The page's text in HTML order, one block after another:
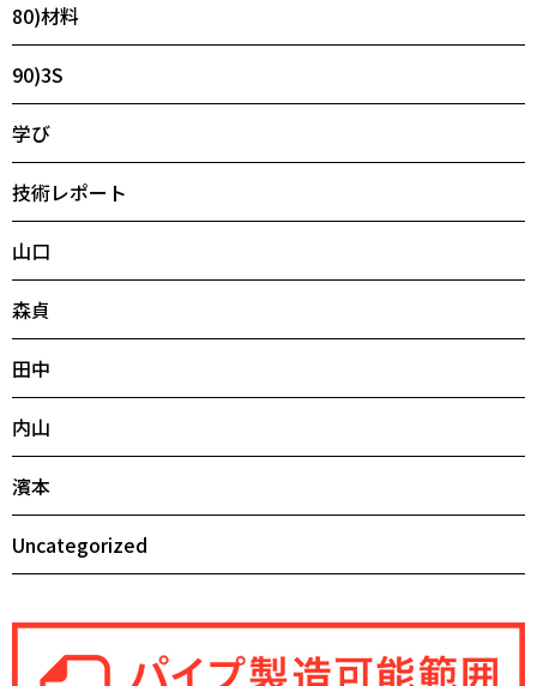
80)材料
90)3S
学び
技術レポート
山口
森貞
田中
内山
濱本
Uncategorized